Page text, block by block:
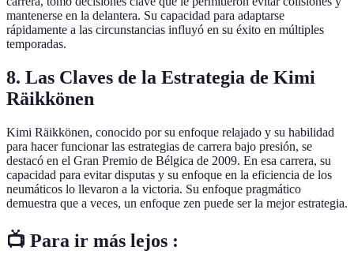
mantenerse en la delantera. Su capacidad para adaptarse
rápidamente a las circunstancias influyó en su éxito en múltiples
temporadas.
8. Las Claves de la Estrategia de Kimi
Räikkönen
Kimi Räikkönen, conocido por su enfoque relajado y su habilidad
para hacer funcionar las estrategias de carrera bajo presión, se
destacó en el Gran Premio de Bélgica de 2009. En esa carrera, su
capacidad para evitar disputas y su enfoque en la eficiencia de los
neumáticos lo llevaron a la victoria. Su enfoque pragmático
demuestra que a veces, un enfoque zen puede ser la mejor estrategia.
📺 Para ir más lejos :